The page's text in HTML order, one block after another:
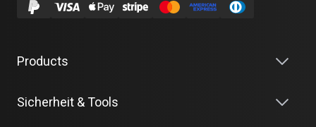
Products
Sicherheit & Tools